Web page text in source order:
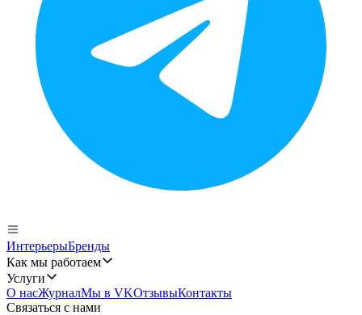
ИнтерьерыБренды
Как мы работаем
Услуги
О насЖурналМы в VKОтзывыКонтакты
Связаться с нами